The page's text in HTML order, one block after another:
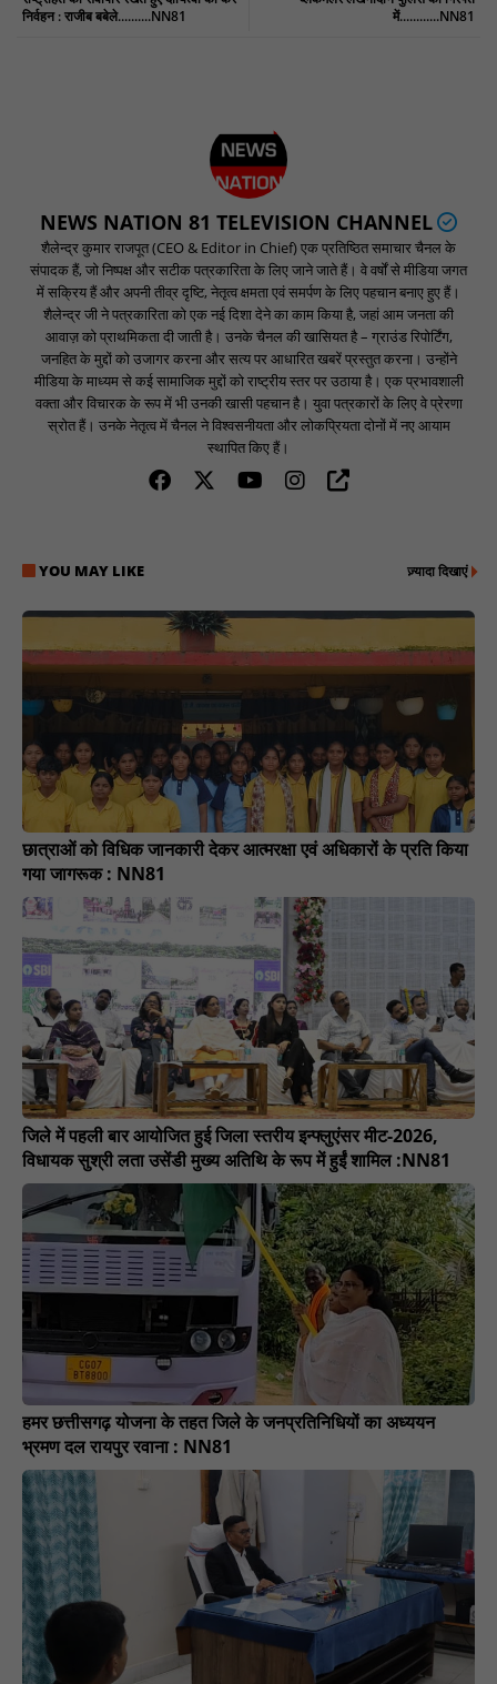
में............NN81
निर्वहन : राजीब बबेले..........NN81
NEWS NATION 81 TELEVISION CHANNEL
शैलेन्द्र कुमार राजपूत (CEO & Editor in Chief) एक प्रतिष्ठित समाचार चैनल के
संपादक हैं, जो निष्पक्ष और सटीक पत्रकारिता के लिए जाने जाते हैं। वे वर्षों से मीडिया जगत
में सक्रिय हैं और अपनी तीव्र दृष्टि, नेतृत्व क्षमता एवं समर्पण के लिए पहचान बनाए हुए हैं।
शैलेन्द्र जी ने पत्रकारिता को एक नई दिशा देने का काम किया है, जहां आम जनता की
आवाज़ को प्राथमिकता दी जाती है। उनके चैनल की खासियत है – ग्राउंड रिपोर्टिंग,
जनहित के मुद्दों को उजागर करना और सत्य पर आधारित खबरें प्रस्तुत करना। उन्होंने
मीडिया के माध्यम से कई सामाजिक मुद्दों को राष्ट्रीय स्तर पर उठाया है। एक प्रभावशाली
वक्ता और विचारक के रूप में भी उनकी खासी पहचान है। युवा पत्रकारों के लिए वे प्रेरणा
स्रोत हैं। उनके नेतृत्व में चैनल ने विश्वसनीयता और लोकप्रियता दोनों में नए आयाम
स्थापित किए हैं।
YOU MAY LIKE ज़्यादा दिखाएं
छात्राओं को विधिक जानकारी देकर आत्मरक्षा एवं अधिकारों के प्रति किया
गया जागरूक : NN81
जिले में पहली बार आयोजित हुई जिला स्तरीय इन्फ्लुएंसर मीट-2026,
विधायक सुश्री लता उसेंडी मुख्य अतिथि के रूप में हुईं शामिल :NN81
हमर छत्तीसगढ़ योजना के तहत जिले के जनप्रतिनिधियों का अध्ययन
भ्रमण दल रायपुर रवाना : NN81